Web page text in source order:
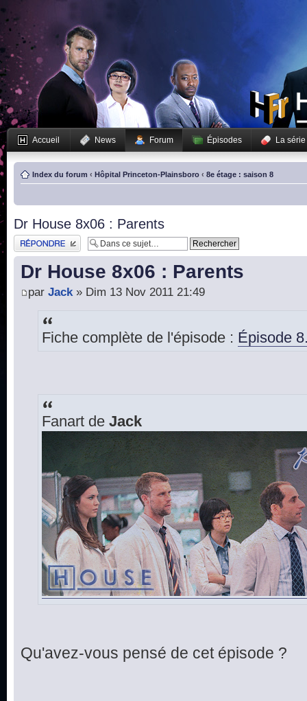
Accueil News Forum Épisodes La série
Index du forum ‹ Hôpital Princeton-Plainsboro ‹ 8e étage : saison 8
Dr House 8x06 : Parents
Publier une réponse
Dr House 8x06 : Parents
par Jack» Dim 13 Nov 2011 21:49
Fiche complète de l'épisode : Épisode
Fanart de Jack
Qu'avez-vous pensé de cet épisode ?